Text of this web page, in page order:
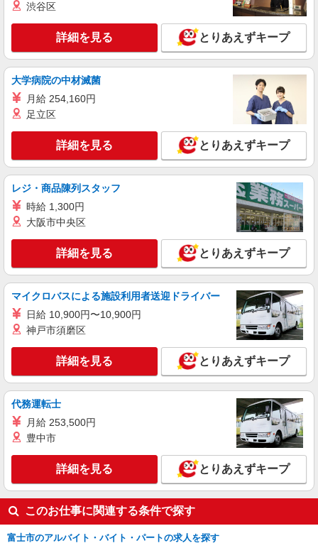
渋谷区
詳細を見る とりあえずキープ
大学病院の中材滅菌
月給 254,160円
足立区
詳細を見る とりあえずキープ
レジ・商品陳列スタッフ
時給 1,300円
大阪市中央区
詳細を見る とりあえずキープ
マイクロバスによる施設利用者送迎ドライバー
日給 10,900円〜10,900円
神戸市須磨区
詳細を見る とりあえずキープ
代務運転士
月給 253,500円
豊中市
詳細を見る とりあえずキープ
このお仕事に関連する条件で探す
富士市のアルバイト・バイト・パートの求人を探す